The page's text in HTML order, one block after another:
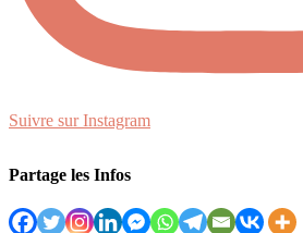
Suivre sur Instagram
Partage les Infos